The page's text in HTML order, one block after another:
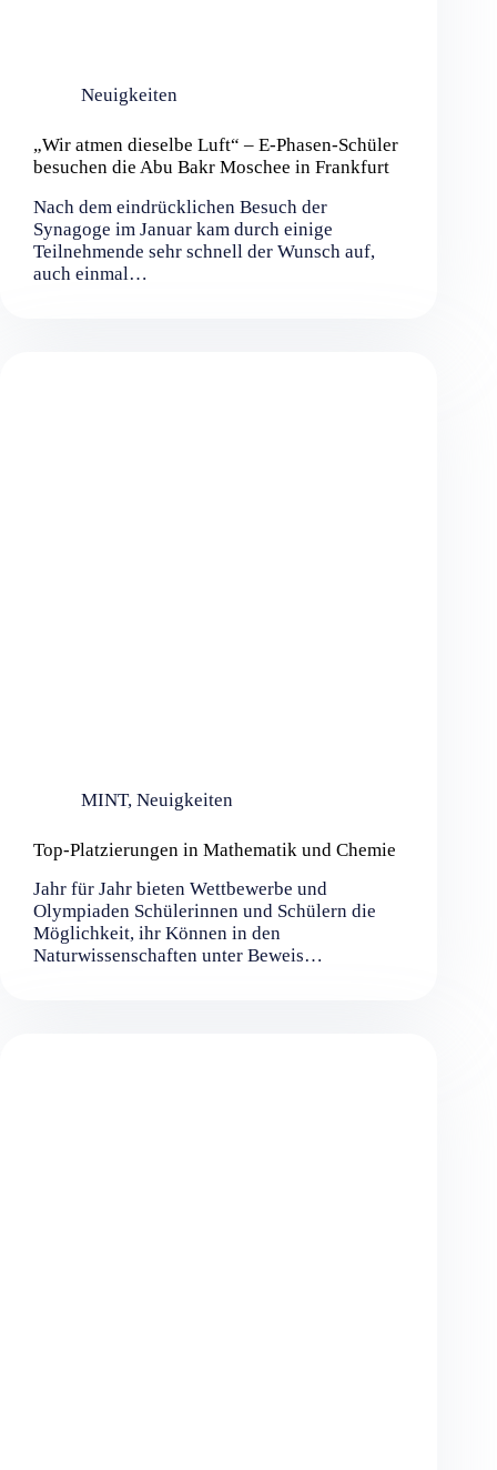
Neuigkeiten
„Wir atmen dieselbe Luft“ – E-Phasen-Schüler
besuchen die Abu Bakr Moschee in Frankfurt
Nach dem eindrücklichen Besuch der
Synagoge im Januar kam durch einige
Teilnehmende sehr schnell der Wunsch auf,
auch einmal…
MINT, Neuigkeiten
Top-Platzierungen in Mathematik und Chemie
Jahr für Jahr bieten Wettbewerbe und
Olympiaden Schülerinnen und Schülern die
Möglichkeit, ihr Können in den
Naturwissenschaften unter Beweis…